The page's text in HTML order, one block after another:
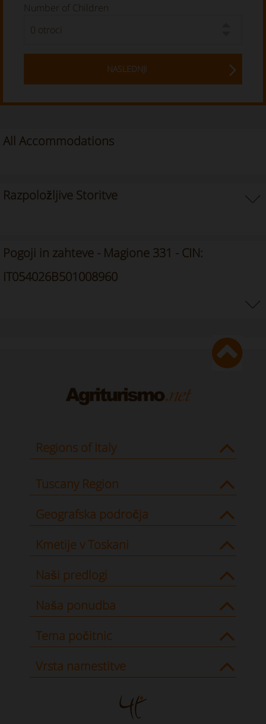
Number of Children
NASLEDNJI
All Accommodations
Razpoložljive Storitve
Pogoji in zahteve - Magione 331 - CIN:
IT054026B501008960
Regions of Italy
Tuscany Region
Geografska področja
Kmetije v Toskani
Naši predlogi
Naša ponudba
Tema počitnic
Vrsta namestitve